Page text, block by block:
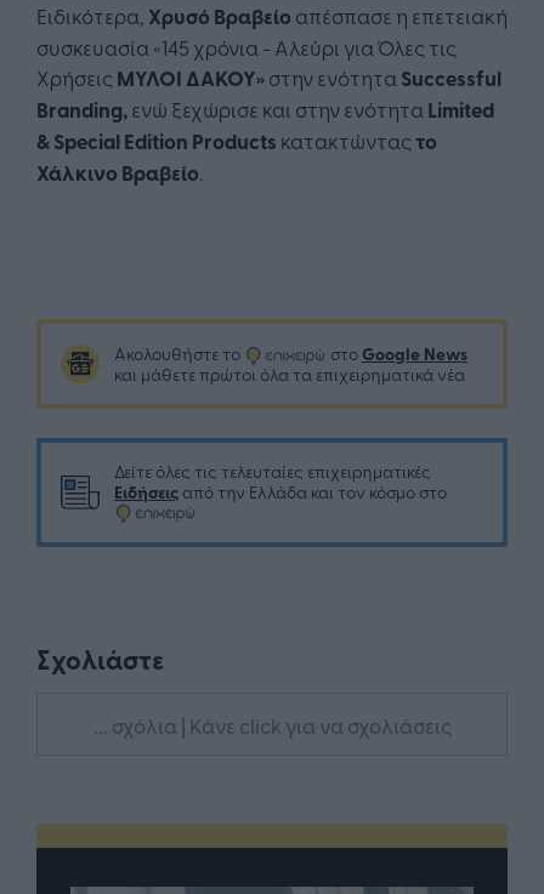
Ειδικότερα, Χρυσό Βραβείο απέσπασε η επετειακή
συσκευασία «145 χρόνια - Αλεύρι για Όλες τις
Χρήσεις ΜΥΛΟΙ ΔΑΚΟΥ»στην ενότητα Successful
Branding,ενώ ξεχώρισε και στην ενότητα Limited
& Special Edition Products κατακτώνταςτο
Χάλκινο Βραβείο.
Ακολουθήστε το στο Google News
και μάθετε πρώτοι όλα τα επιχειρηματικά νέα
Δείτε όλες τις τελευταίες επιχειρηματικές
Ειδήσεις από την Ελλάδα και τον κόσμο στο
Σχολιάστε
... σχόλια | Κάνε click για να σχολιάσεις